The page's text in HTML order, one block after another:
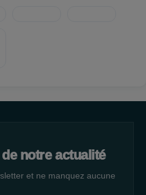
notre actualité
et ne manquez aucune